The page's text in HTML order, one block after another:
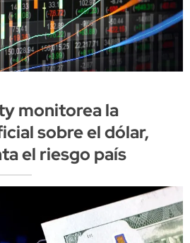
monitorea la
sobre el dólar,
el riesgo país